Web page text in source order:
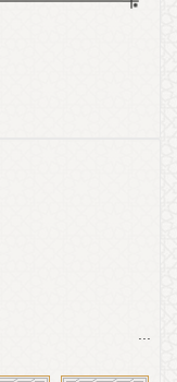
...